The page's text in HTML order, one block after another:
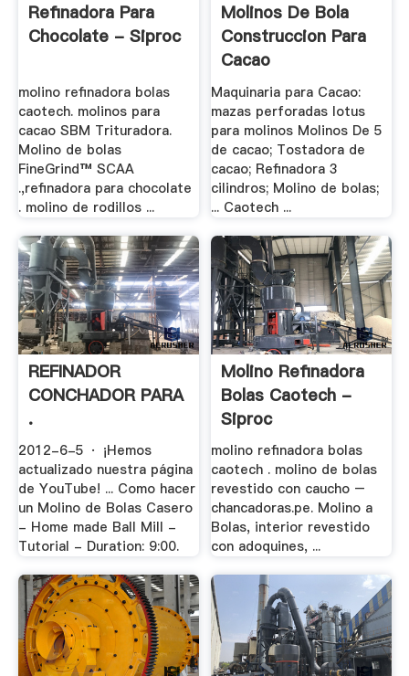
Refinadora Para
Chocolate - Siproc
molino refinadora bolas
caotech. molinos para
cacao SBM Trituradora.
Molino de bolas
FineGrind™ SCAA
.,refinadora para chocolate
. molino de rodillos ...
Molinos De Bola
Construccion Para
Cacao
Maquinaria para Cacao:
mazas perforadas lotus
para molinos Molinos De 5
de cacao; Tostadora de
cacao; Refinadora 3
cilindros; Molino de bolas;
... Caotech ...
REFINADOR
CONCHADOR PARA
.
2012-6-5 · ¡Hemos
actualizado nuestra página
de YouTube! ... Como hacer
un Molino de Bolas Casero
- Home made Ball Mill -
Tutorial - Duration: 9:00.
Molino Refinadora
Bolas Caotech -
Siproc
molino refinadora bolas
caotech . molino de bolas
revestido con caucho –
chancadoras.pe. Molino a
Bolas, interior revestido
con adoquines, ...